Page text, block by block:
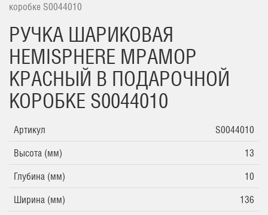
коробке S0044010
РУЧКА ШАРИКОВАЯ
HEMISPHERE МРАМОР
КРАСНЫЙ В ПОДАРОЧНОЙ
КОРОБКЕ S0044010
Артикул
S0044010
Высота (мм)
13
Глубина (мм)
10
Ширина (мм)
136